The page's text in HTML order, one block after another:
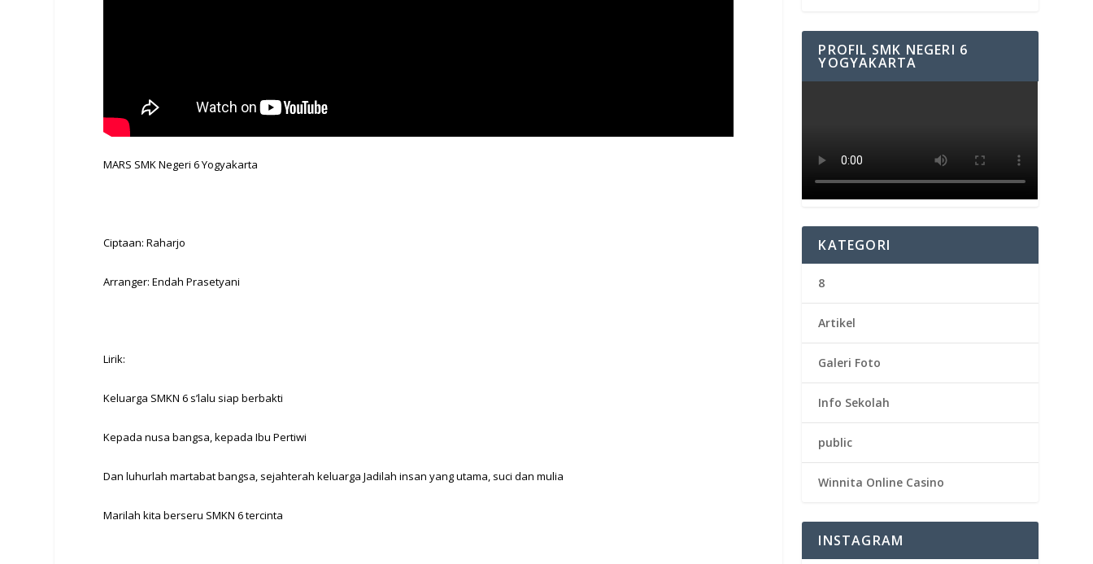
MARS SMK Negeri 6 Yogyakarta
Ciptaan: Raharjo
Arranger: Endah Prasetyani
Lirik:
Keluarga SMKN 6 s’lalu siap berbakti
Kepada nusa bangsa, kepada Ibu Pertiwi
Dan luhurlah martabat bangsa, sejahterah keluarga Jadilah insan yang utama, suci dan mulia
Marilah kita berseru SMKN 6 tercinta
PROFIL SMK NEGERI 6
YOGYAKARTA
KATEGORI
8
Artikel
Galeri Foto
Info Sekolah
public
Winnita Online Casino
INSTAGRAM